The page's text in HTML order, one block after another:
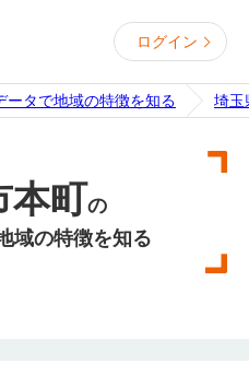
ログイン
ータで地域の特徴を知る 埼玉
本町の
域の特徴を知る